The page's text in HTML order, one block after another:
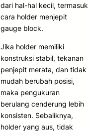
dari hal-hal kecil, termasuk
cara holder menjepit
gauge block.
Jika holder memiliki
konstruksi stabil, tekanan
penjepit merata, dan tidak
mudah berubah posisi,
maka pengukuran
berulang cenderung lebih
konsisten. Sebaliknya,
holder yang aus, tidak